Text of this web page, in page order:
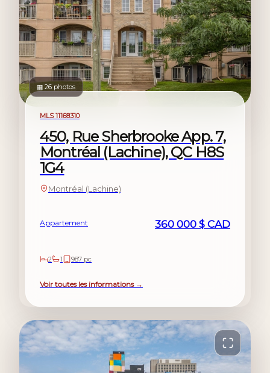
À vendre
▦ 26 photos
MLS 11168310
450, Rue Sherbrooke App. 7,
Montréal (Lachine), QC H8S
1G4
Montréal (Lachine)
Appartement 360 000 $ CAD
2 1 987 pc
Voir toutes les informations →